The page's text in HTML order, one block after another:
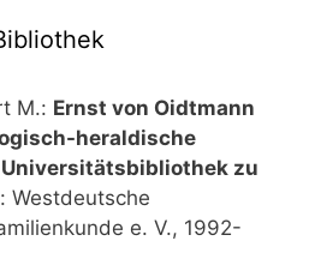
M.: Ernst von Oidtmann
heraldische
zu
Westdeutsche
e. V., 1992-